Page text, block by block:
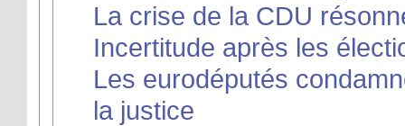
La crise de la CDU
Incertitude après les
Les eurodéputés
la justice